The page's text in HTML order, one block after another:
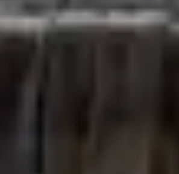
FACEBOOKINSTAGRAM